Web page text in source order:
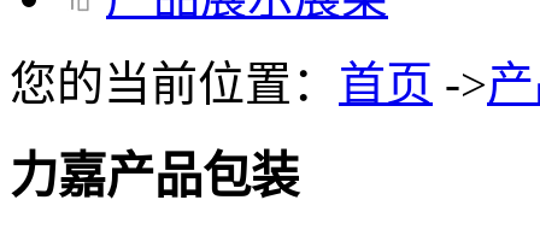
您的当前位置： 首页 ->
力嘉产品包装